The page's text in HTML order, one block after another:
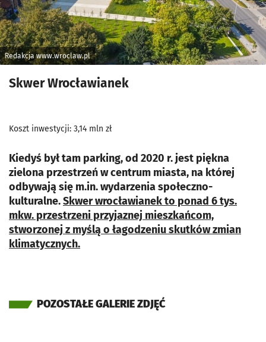
Redakcja www.wroclaw.pl
Skwer Wrocławianek
Koszt inwestycji: 3,14 mln zł
Kiedyś był tam parking, od 2020 r. jest piękna
zielona przestrzeń w centrum miasta, na której
odbywają się m.in. wydarzenia społeczno-
kulturalne.Skwer wrocławianek to ponad 6 tys.
mkw. przestrzeni przyjaznej mieszkańcom,
stworzonej z myślą o łagodzeniu skutków zmian
klimatycznych.
POZOSTAŁE GALERIE ZDJĘĆ